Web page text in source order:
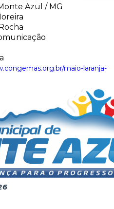
Azul / MG
maio-laranja-